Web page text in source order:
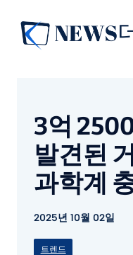
3억
발견된
과학계
2025년 10월 02일
트렌드